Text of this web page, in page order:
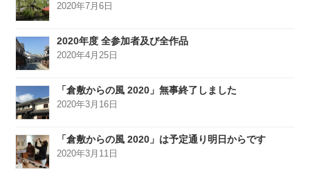
2020年7月6日
2020年度 全参加者及び全作品
2020年4月25日
「倉敷からの風 2020」無事終了しました
2020年3月16日
「倉敷からの風 2020」は予定通り明日からです
2020年3月11日